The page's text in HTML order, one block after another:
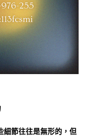
細節往往是無形的，但